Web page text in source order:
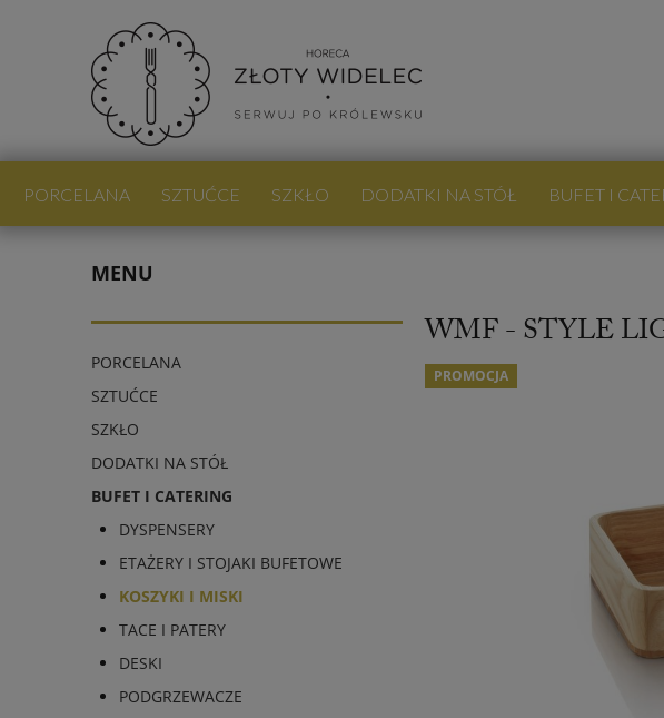
PORCELANA SZTUĆCE SZKŁO DODATKI NA STÓŁ BUFET I
MENU
PORCELANA
SZTUĆCE
SZKŁO
DODATKI NA STÓŁ
BUFET I CATERING
DYSPENSERY
ETAŻERY I STOJAKI BUFETOWE
KOSZYKI I MISKI
TACE I PATERY
DESKI
PODGRZEWACZE
WMF - STYLE
PROMOCJA